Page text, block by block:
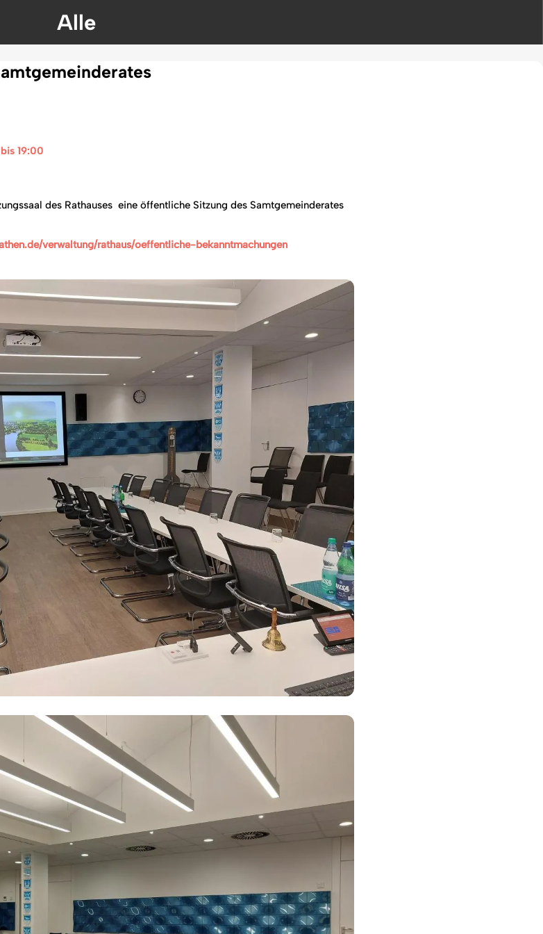
Alle
19:00
des Rathauses eine öffentliche Sitzung des Samtgemeinderates
verwaltung/rathaus/oeffentliche-bekanntmachungen